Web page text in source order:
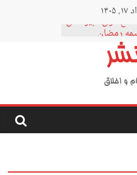
مقطع فوق دبیرستان
رمضان
شعبان
و اخلاق